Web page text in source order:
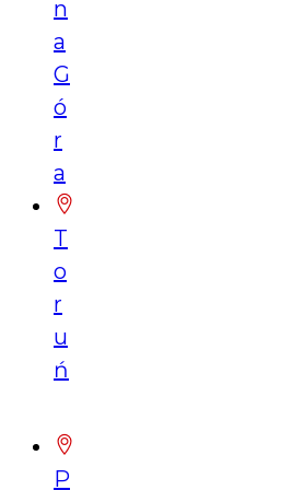
n
a
G
ó
r
a
T
o
r
u
ń
P